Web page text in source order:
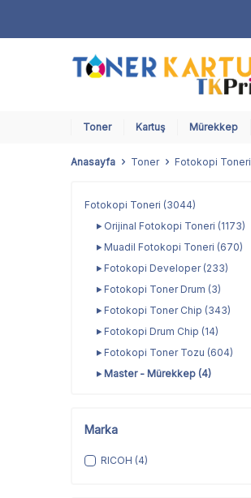
Toner Kartuş Mürekkep
Anasayfa Toner Fotokopi Toneri
Fotokopi Toneri (3044)
Orijinal Fotokopi Toneri (1173)
Muadil Fotokopi Toneri (670)
Fotokopi Developer (233)
Fotokopi Toner Drum (3)
Fotokopi Toner Chip (343)
Fotokopi Drum Chip (14)
Fotokopi Toner Tozu (604)
Master - Mürekkep (4)
Marka
RICOH (4)